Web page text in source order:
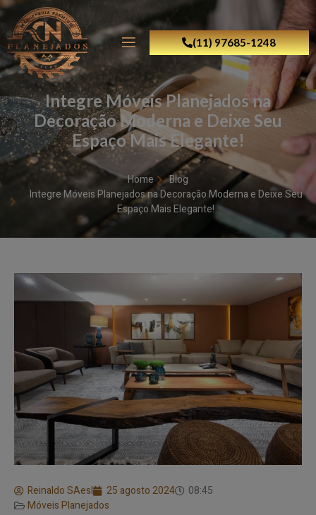
(11) 97685-1248
Integre Móveis Planejados na
Decoração Moderna e Deixe Seu
Espaço Mais Elegante!
Home
Blog
Integre Móveis Planejados na Decoração Moderna e Deixe Seu
Espaço Mais Elegante!
Reinaldo SAesl 25 agosto 2024
08:45
Móveis Planejados